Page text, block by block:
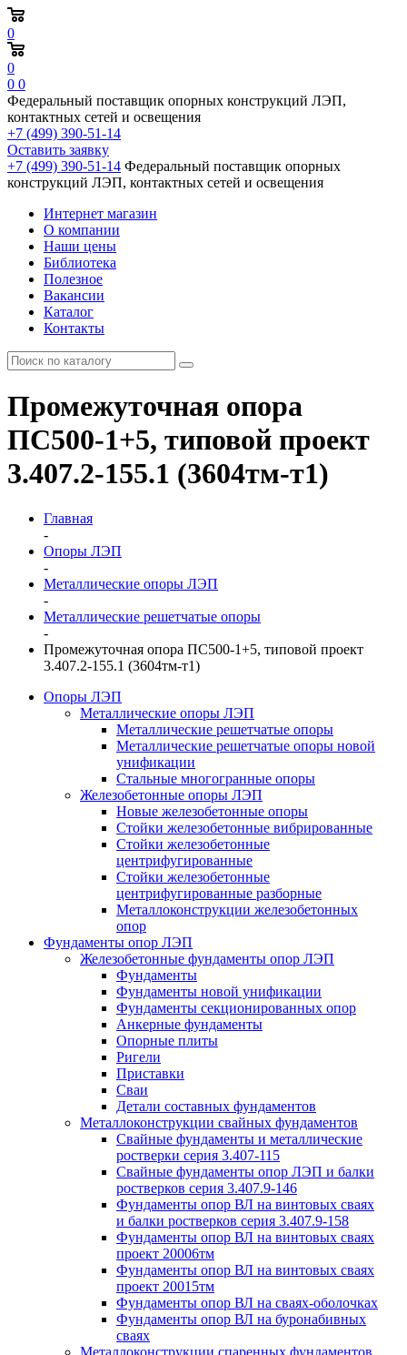
0
0
0 0
Федеральный поставщик опорных конструкций ЛЭП,
контактных сетей и освещения
+7 (499) 390-51-14
Оставить заявку
+7 (499) 390-51-14 Федеральный поставщик опорных
конструкций ЛЭП, контактных сетей и освещения
Интернет магазин
О компании
Наши цены
Библиотека
Полезное
Вакансии
Каталог
Контакты
Промежуточная опора
ПС500-1+5, типовой проект
3.407.2-155.1 (3604тм-т1)
Главная
-
Опоры ЛЭП
-
Металлические опоры ЛЭП
-
Металлические решетчатые опоры
-
Промежуточная опора ПС500-1+5, типовой проект
3.407.2-155.1 (3604тм-т1)
Опоры ЛЭП
Металлические опоры ЛЭП
Металлические решетчатые опоры
Металлические решетчатые опоры новой
унификации
Стальные многогранные опоры
Железобетонные опоры ЛЭП
Новые железобетонные опоры
Стойки железобетонные вибрированные
Стойки железобетонные
центрифугированные
Стойки железобетонные
центрифугированные разборные
Металлоконструкции железобетонных
опор
Фундаменты опор ЛЭП
Железобетонные фундаменты опор ЛЭП
Фундаменты
Фундаменты новой унификации
Фундаменты секционированных опор
Анкерные фундаменты
Опорные плиты
Ригели
Приставки
Сваи
Детали составных фундаментов
Металлоконструкции свайных фундаментов
Свайные фундаменты и металлические
ростверки серия 3.407-115
Свайные фундаменты опор ЛЭП и балки
ростверков серия 3.407.9-146
Фундаменты опор ВЛ на винтовых сваях
и балки ростверков серия 3.407.9-158
Фундаменты опор ВЛ на винтовых сваях
проект 20006тм
Фундаменты опор ВЛ на винтовых сваях
проект 20015тм
Фундаменты опор ВЛ на сваях-оболочках
Фундаменты опор ВЛ на буронабивных
сваях
Металлоконструкции спаренных фундаментов